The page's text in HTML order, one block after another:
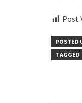
Post
POSTED
TAGGED